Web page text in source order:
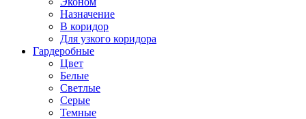
Назначение
В коридор
Для узкого коридора
Гардеробные
Цвет
Белые
Светлые
Серые
Темные